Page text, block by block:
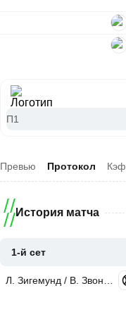
П1
Превью Протокол
История матча
1-й сет